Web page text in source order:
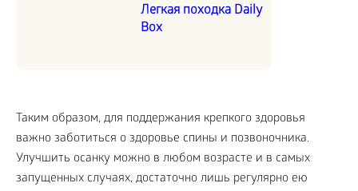
Легкая походка Daily
Box
Таким образом, для поддержания крепкого здоровья
важно заботиться о здоровье спины и позвоночника.
Улучшить осанку можно в любом возрасте и в самых
запущенных случаях, достаточно лишь регулярно ею